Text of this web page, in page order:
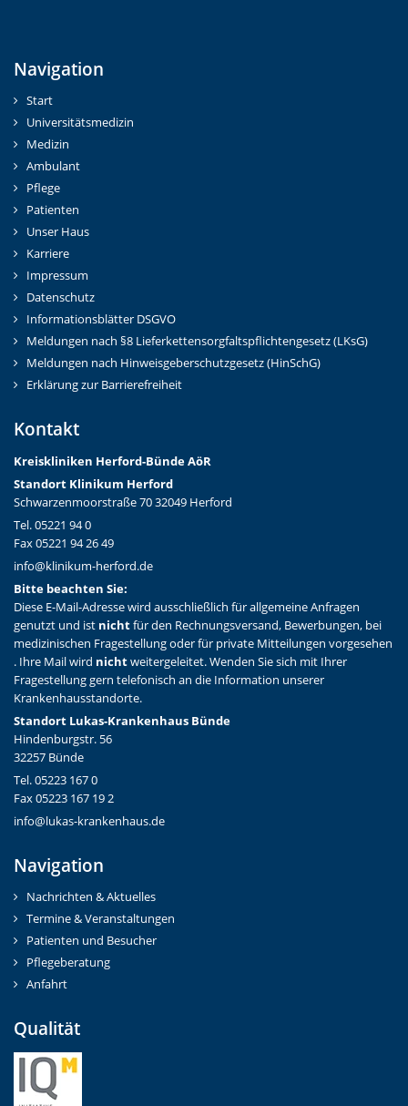
Navigation
Start
Universitätsmedizin
Medizin
Ambulant
Pflege
Patienten
Unser Haus
Karriere
Impressum
Datenschutz
Informationsblätter DSGVO
Meldungen nach §8 Lieferkettensorgfaltspflichtengesetz (LKsG)
Meldungen nach Hinweisgeberschutzgesetz (HinSchG)
Erklärung zur Barrierefreiheit
Kontakt
Kreiskliniken Herford-Bünde AöR
Standort Klinikum Herford
Schwarzenmoorstraße 70 32049 Herford
Tel. 05221 94 0
Fax 05221 94 26 49
info@klinikum-herford.de
Bitte beachten Sie:
Diese E-Mail-Adresse wird ausschließlich für allgemeine Anfragen
genutzt und ist nichtfür den Rechnungsversand, Bewerbungen, bei
medizinischen Fragestellung oder für private Mitteilungen vorgesehen
. Ihre Mail wird nichtweitergeleitet. Wenden Sie sich mit Ihrer
Fragestellung gern telefonisch an die Information unserer
Krankenhausstandorte.
Standort Lukas-Krankenhaus Bünde
Hindenburgstr. 56
32257 Bünde
Tel. 05223 167 0
Fax 05223 167 19 2
info@lukas-krankenhaus.de
Navigation
Nachrichten & Aktuelles
Termine & Veranstaltungen
Patienten und Besucher
Pflegeberatung
Anfahrt
Qualität